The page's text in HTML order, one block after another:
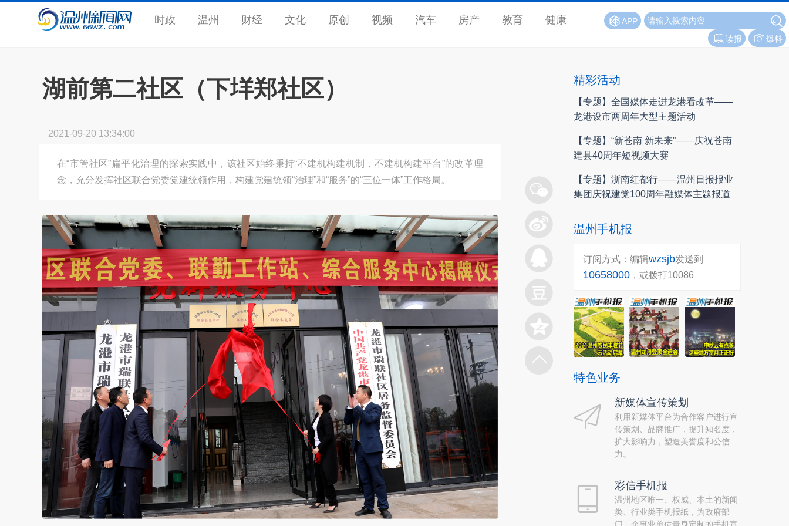
时政 温州 财经 文化 原创 视频 汽车 房产 教育 健康
APP
爆料
读报
湖前第二社区（下垟郑社区）
2021-09-20 13:34:00
在“市管社区”扁平化治理的探索实践中，该社区始终秉持“不建机构建机制，不建机构建平台”的改革理
念，充分发挥社区联合党委党建统领作用，构建党建统领“治理”和“服务”的“三位一体”工作格局。
精彩活动
【专题】全国媒体走进龙港看改革——
龙港设市两周年大型主题活动
【专题】“新苍南 新未来”——庆祝苍南
建县40周年短视频大赛
【专题】浙南红都行——温州日报报业
集团庆祝建党100周年融媒体主题报道
温州手机报
订阅方式：编辑wzsjb发送到
10658000 ，或拨打10086
特色业务
新媒体宣传策划
利用新媒体平台为合作客户进行宣
传策划、品牌推广，提升知名度，
扩大影响力，塑造美誉度和公信
力。
彩信手机报
温州地区唯一、权威、本土的新闻
类、行业类手机报纸，为政府部
门、企事业单位量身定制的手机宣